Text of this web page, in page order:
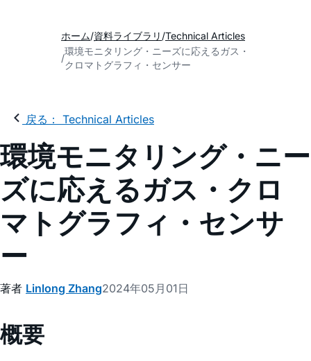
ホーム 資料ライブラリ Technical Articles
環境モニタリング・ニーズに応えるガス・
クロマトグラフィ・センサー
戻る： Technical Articles
環境モニタリング・ニー
ズに応えるガス・クロ
マトグラフィ・センサ
ー
著者 Linlong Zhang2024年05月01日
概要